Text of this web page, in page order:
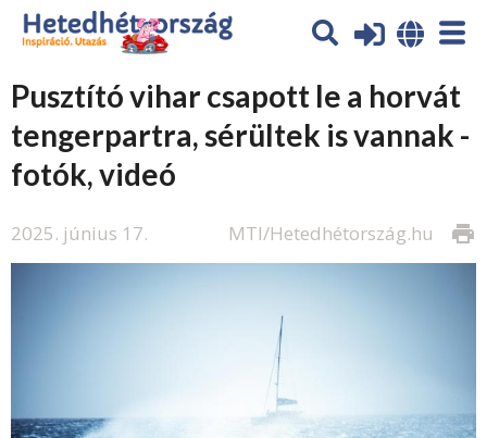
Pusztító vihar csapott le a horvát
tengerpartra, sérültek is vannak -
fotók, videó
2025. június 17. print
MTI/Hetedhétország.hu